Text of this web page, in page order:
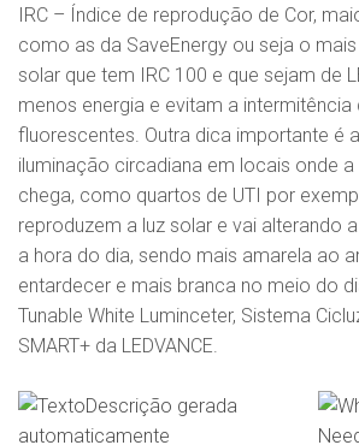
IRC – Índice de reprodução de Cor,
como as da SaveEnergy ou seja o
solar que tem IRC 100 e que sejam de
menos energia e evitam a intermitência
fluorescentes. Outra dica importante é
iluminação circadiana em locais onde a
chega, como quartos de UTI por
reproduzem a luz solar e vai alterando
a hora do dia, sendo mais amarela ao
entardecer e mais branca no meio do
Tunable White Luminceter, Sistema
SMART+ da LEDVANCE.